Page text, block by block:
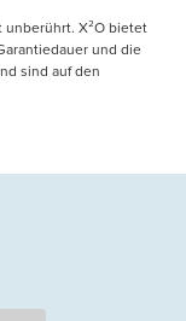
X²O bietet
und die
sind auf den